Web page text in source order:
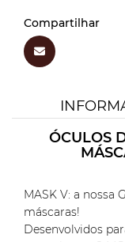
Compartilhar
ÓCULOS
MASK V: a nossa
máscaras!
Desenvolvidos